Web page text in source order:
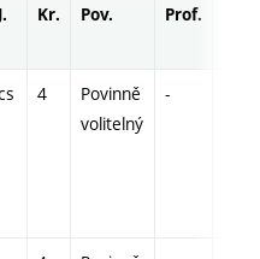
J. Kr. Pov. Prof.
4
Povinně
volitelný
-